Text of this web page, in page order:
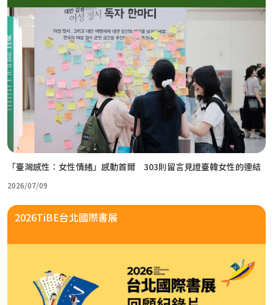
「臺灣感性：女性情緒」感動首爾 303則留言見證臺韓女性的連結
2026/07/09
2026TiBE台北國際書展